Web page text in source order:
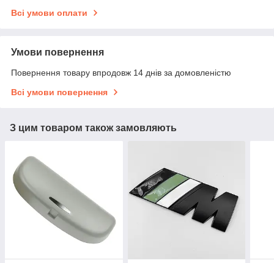
Всі умови оплати
Умови повернення
Повернення товару впродовж 14 днів за домовленістю
Всі умови повернення
З цим товаром також замовляють